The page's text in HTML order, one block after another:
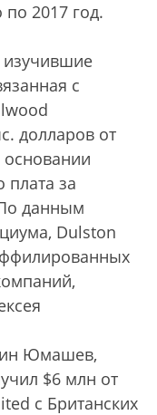
2017 год.
изучившие
с
долларов от
плата за
данным
Dulston
Юмашев,
$6 млн от
с Британских